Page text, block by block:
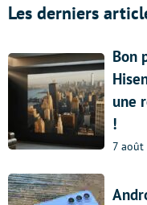
Les derniers
Bon
une
!
7 août